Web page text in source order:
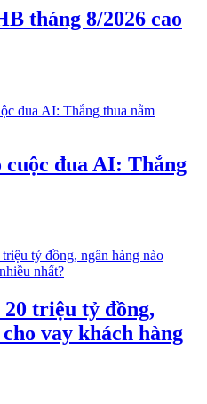
tháng 8/2026 cao
cuộc đua AI: Thắng
triệu tỷ đồng,
vay khách hàng